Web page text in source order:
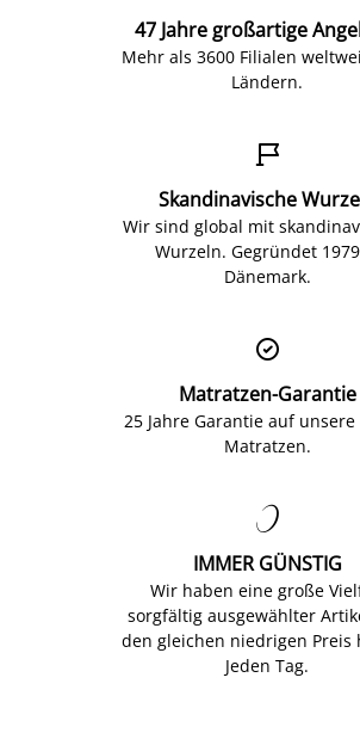
47 Jahre großartige
Mehr als 3600 Filialen
Ländern.

Skandinavische
Wir sind global mit
Wurzeln. Gegründet
Dänemark.

Matratzen-Garantie
25 Jahre Garantie auf unsere
Matratzen.

IMMER GÜNSTIG
Wir haben eine große
sorgfältig ausgewählter
den gleichen niedrigen Preis
Jeden Tag.